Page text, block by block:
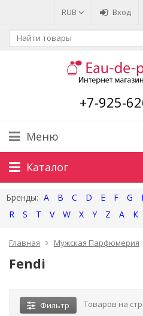
RUB Вход
+7-925-
Меню
Каталог
A B C D E F G
R
S T V W X Y Z А К
Главная Мужская Парфюмерия
Fendi
Фильтр Товаров на